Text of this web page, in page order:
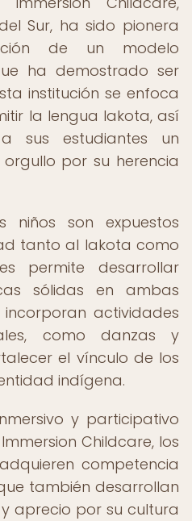
Sur, ha sido pionera
de un modelo
ha demostrado ser
institución se enfoca
la lengua lakota, así
sus estudiantes un
por su herencia
niños son expuestos
tanto al lakota como
permite desarrollar
sólidas en ambas
incorporan actividades
como danzas y
el vínculo de los
indígena.
y participativo
Childcare, los
competencia
también desarrollan
aprecio por su cultura